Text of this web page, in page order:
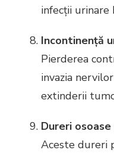
infecții urinare
Incontinență
Pierderea
invazia
extinderii
Dureri
Aceste dureri